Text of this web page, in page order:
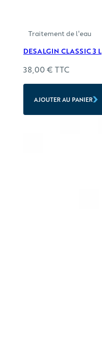
Traitement de l'eau
DESALGIN CLASSIC 3 L
38,00€ TTC
AJOUTER AU PANIER